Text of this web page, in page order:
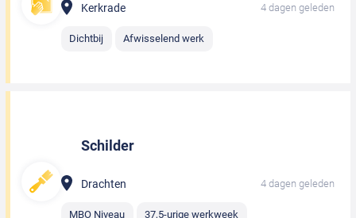
Kerkrade 4 dagen geleden
Dichtbij Afwisselend werk
Schilder
Drachten 4 dagen geleden
MBO Niveau 37,5-urige werkweek